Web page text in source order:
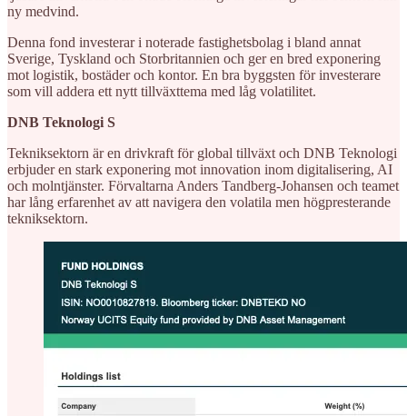
ny medvind.
Denna fond investerar i noterade fastighetsbolag i bland annat
Sverige, Tyskland och Storbritannien och ger en bred exponering
mot logistik, bostäder och kontor. En bra byggsten för investerare
som vill addera ett nytt tillväxttema med låg volatilitet.
DNB Teknologi S
Tekniksektorn är en drivkraft för global tillväxt och DNB Teknologi
erbjuder en stark exponering mot innovation inom digitalisering, AI
och molntjänster. Förvaltarna Anders Tandberg-Johansen och teamet
har lång erfarenhet av att navigera den volatila men högpresterande
tekniksektorn.